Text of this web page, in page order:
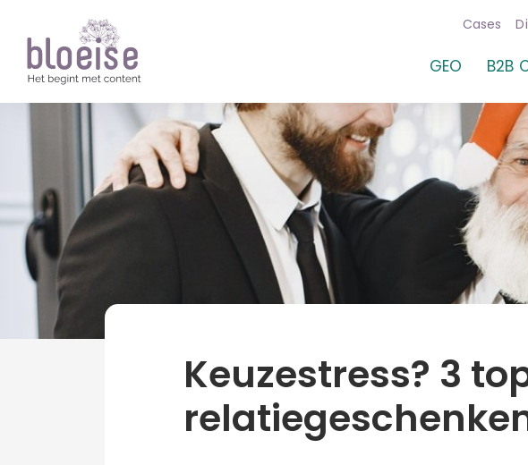
Artikelen
Cases
GEO B2B
Keuzestress? 3